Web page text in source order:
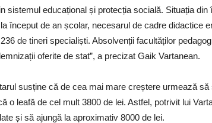
sistemul educațional și protecția socială. Situația
început de an școlar, necesarul de cadre didactice
de tineri specialiști. Absolvenții facultăților
oferite de stat”, a precizat Gaik Vartanean.
susține că de cea mai mare creștere urmează
o leafă de cel mult 3800 de lei. Astfel, potrivit lui
și să ajungă la aproximativ 8000 de lei.